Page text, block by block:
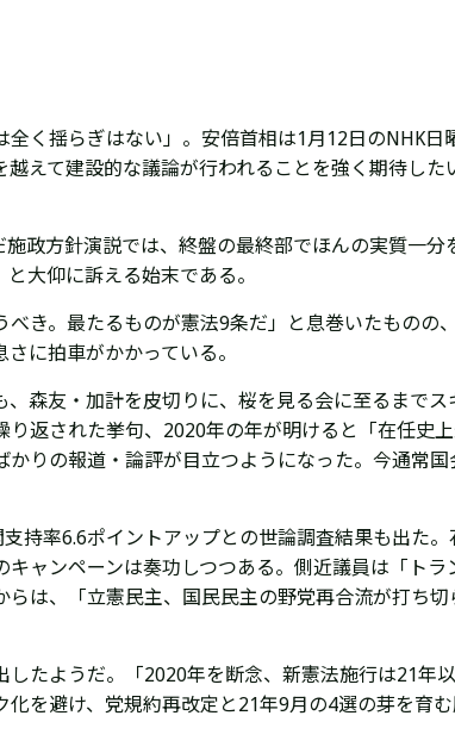
全く揺らぎはない」。安倍首相は1月12日のNHK
えて建設的な議論が行われることを強く期待し
政方針演説では、終盤の最終部でほんの実質一
大仰に訴える始末である。
き。最たるものが憲法9条だ」と息巻いたものの
に拍車がかかっている。
森友・加計を皮切りに、桜を見る会に至るまで
返された挙句、2020年の年が明けると「在任史
りの報道・論評が目立つようになった。今通常
持率6.6ポイントアップとの世論調査結果も出た
ャンペーンは奏功しつつある。側近議員は「ト
は、「立憲民主、国民民主の野党再合流が打ち
たようだ。「2020年を断念、新憲法施行は21年
を避け、党規約再改定と21年9月の4選の芽を育む